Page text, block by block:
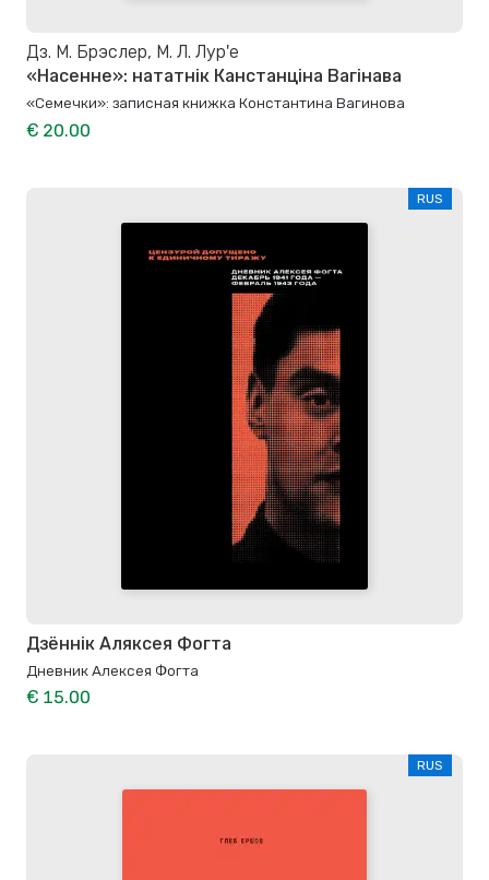
Дз. М. Брэслер, М. Л. Лур'е
«Насенне»: нататнік Канстанціна Вагінава
«Семечки»: записная книжка Константина Вагинова
€ 20.00
RUS
Дзённік Аляксея Фогта
Дневник Алексея Фогта
€ 15.00
RUS